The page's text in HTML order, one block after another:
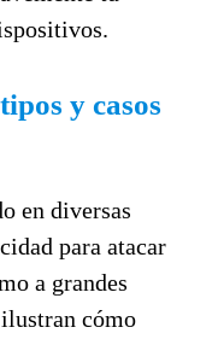
y casos
en diversas
para atacar
a grandes
cómo